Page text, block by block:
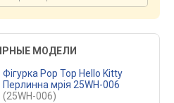
МОДЕЛИ
Фігурка Pop Top Hello Kitty
Перлинна мрія 25WH-006
(25WH-006)